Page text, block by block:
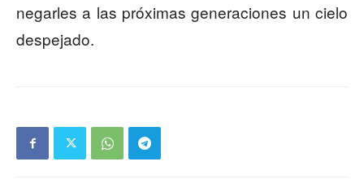
negarles a las próximas generaciones un cielo
despejado.